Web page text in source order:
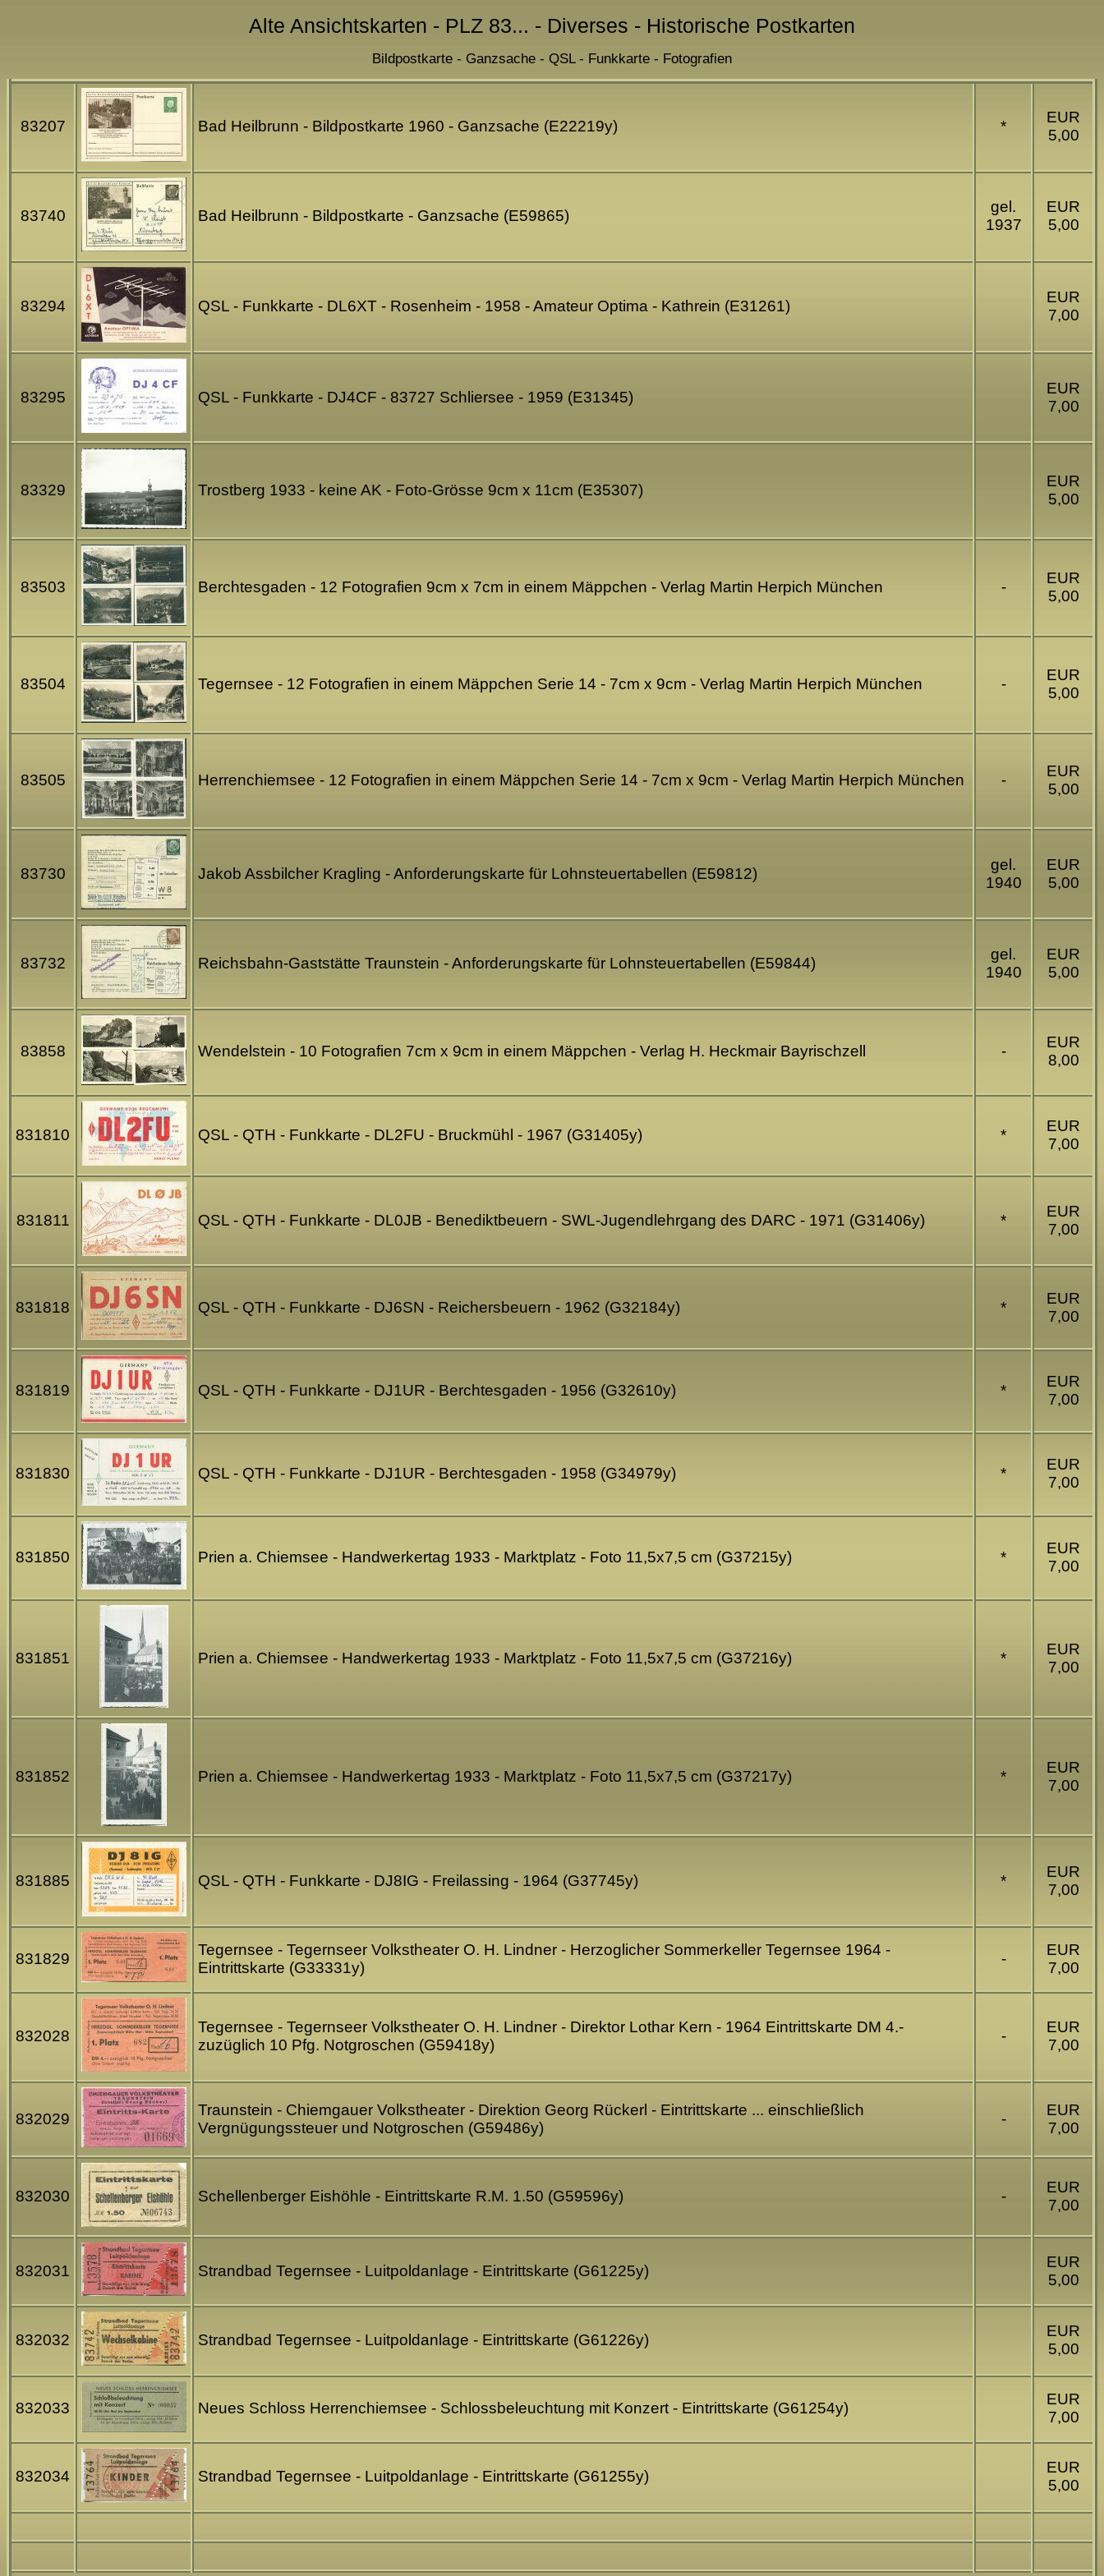
Alte Ansichtskarten - PLZ 83... - Diverses - Historische Postkarten
Bildpostkarte - Ganzsache - QSL - Funkkarte - Fotografien
83207 Bad Heilbrunn - Bildpostkarte 1960 - Ganzsache (E22219y) *
EUR
5,00
83740 Bad Heilbrunn - Bildpostkarte - Ganzsache (E59865)
gel.
1937
EUR
5,00
83294 QSL - Funkkarte - DL6XT - Rosenheim - 1958 - Amateur Optima - Kathrein (E31261)
EUR
7,00
83295 QSL - Funkkarte - DJ4CF - 83727 Schliersee - 1959 (E31345)
EUR
7,00
83329 Trostberg 1933 - keine AK - Foto-Grösse 9cm x 11cm (E35307)
EUR
5,00
83503 Berchtesgaden - 12 Fotografien 9cm x 7cm in einem Mäppchen - Verlag Martin Herpich München -
EUR
5,00
83504 Tegernsee - 12 Fotografien in einem Mäppchen Serie 14 - 7cm x 9cm - Verlag Martin Herpich München -
EUR
5,00
83505 Herrenchiemsee - 12 Fotografien in einem Mäppchen Serie 14 - 7cm x 9cm - Verlag Martin Herpich München -
EUR
5,00
83730 Jakob Assbilcher Kragling - Anforderungskarte für Lohnsteuertabellen (E59812)
gel.
1940
EUR
5,00
83732 Reichsbahn-Gaststätte Traunstein - Anforderungskarte für Lohnsteuertabellen (E59844)
gel.
1940
EUR
5,00
83858 Wendelstein - 10 Fotografien 7cm x 9cm in einem Mäppchen - Verlag H. Heckmair Bayrischzell -
EUR
8,00
831810 QSL - QTH - Funkkarte - DL2FU - Bruckmühl - 1967 (G31405y) *
EUR
7,00
831811 QSL - QTH - Funkkarte - DL0JB - Benediktbeuern - SWL-Jugendlehrgang des DARC - 1971 (G31406y) *
EUR
7,00
831818 QSL - QTH - Funkkarte - DJ6SN - Reichersbeuern - 1962 (G32184y) *
EUR
7,00
831819 QSL - QTH - Funkkarte - DJ1UR - Berchtesgaden - 1956 (G32610y) *
EUR
7,00
831830 QSL - QTH - Funkkarte - DJ1UR - Berchtesgaden - 1958 (G34979y) *
EUR
7,00
831850 Prien a. Chiemsee - Handwerkertag 1933 - Marktplatz - Foto 11,5x7,5 cm (G37215y) *
EUR
7,00
831851 Prien a. Chiemsee - Handwerkertag 1933 - Marktplatz - Foto 11,5x7,5 cm (G37216y) *
EUR
7,00
831852 Prien a. Chiemsee - Handwerkertag 1933 - Marktplatz - Foto 11,5x7,5 cm (G37217y) *
EUR
7,00
831885 QSL - QTH - Funkkarte - DJ8IG - Freilassing - 1964 (G37745y) *
EUR
7,00
831829
Tegernsee - Tegernseer Volkstheater O. H. Lindner - Herzoglicher Sommerkeller Tegernsee 1964 -
Eintrittskarte (G33331y)
-
EUR
7,00
832028
Tegernsee - Tegernseer Volkstheater O. H. Lindner - Direktor Lothar Kern - 1964 Eintrittskarte DM 4.-
zuzüglich 10 Pfg. Notgroschen (G59418y)
-
EUR
7,00
832029
Traunstein - Chiemgauer Volkstheater - Direktion Georg Rückerl - Eintrittskarte ... einschließlich
Vergnügungssteuer und Notgroschen (G59486y)
-
EUR
7,00
832030 Schellenberger Eishöhle - Eintrittskarte R.M. 1.50 (G59596y) -
EUR
7,00
832031 Strandbad Tegernsee - Luitpoldanlage - Eintrittskarte (G61225y)
EUR
5,00
832032 Strandbad Tegernsee - Luitpoldanlage - Eintrittskarte (G61226y)
EUR
5,00
832033 Neues Schloss Herrenchiemsee - Schlossbeleuchtung mit Konzert - Eintrittskarte (G61254y)
EUR
7,00
832034 Strandbad Tegernsee - Luitpoldanlage - Eintrittskarte (G61255y)
EUR
5,00